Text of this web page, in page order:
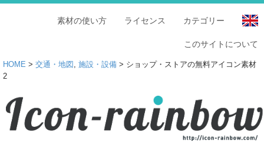
カテゴリー
ライセンス
素材の使い方
このサイトについて
HOME > 交通・地図 , 施設・設備 > ショップ・ストアの無料アイコン素材
2